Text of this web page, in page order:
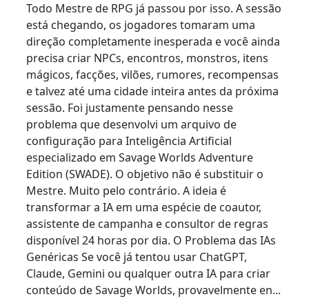
Todo Mestre de RPG já passou por isso. A sessão
está chegando, os jogadores tomaram uma
direção completamente inesperada e você ainda
precisa criar NPCs, encontros, monstros, itens
mágicos, facções, vilões, rumores, recompensas
e talvez até uma cidade inteira antes da próxima
sessão. Foi justamente pensando nesse
problema que desenvolvi um arquivo de
configuração para Inteligência Artificial
especializado em Savage Worlds Adventure
Edition (SWADE). O objetivo não é substituir o
Mestre. Muito pelo contrário. A ideia é
transformar a IA em uma espécie de coautor,
assistente de campanha e consultor de regras
disponível 24 horas por dia. O Problema das IAs
Genéricas Se você já tentou usar ChatGPT,
Claude, Gemini ou qualquer outra IA para criar
conteúdo de Savage Worlds, provavelmente en...